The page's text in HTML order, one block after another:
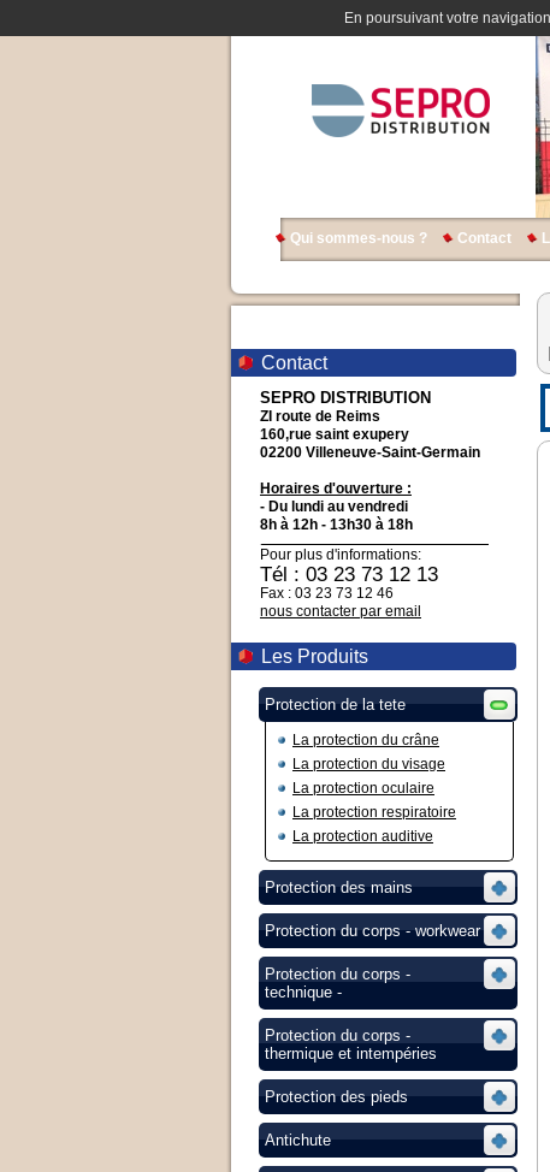
En poursuivant votre
Qui sommes-nous ? Contact
Contact
SEPRO DISTRIBUTION
ZI route de Reims
160,rue saint exupery
02200 Villeneuve-Saint-Germain
Horaires d'ouverture :
- Du lundi au vendredi
8h à 12h - 13h30 à 18h
Pour plus d'informations:
Tél : 03 23 73 12 13
Fax : 03 23 73 12 46
nous contacter par email
Les Produits
Protection de la tete
La protection du crâne
La protection du visage
La protection oculaire
La protection respiratoire
La protection auditive
Protection des mains
Protection du corps - workwear
Protection du corps -
technique -
Protection du corps -
thermique et intempéries
Protection des pieds
Antichute